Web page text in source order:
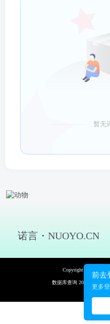
暂无
前去
更多
诺言・NUOYO.CN
Copyright © 2026 诺
数据库查询 20次 页面加